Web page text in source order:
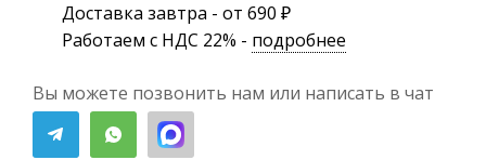
Доставка завтра - от 690 ₽
Работаем с НДС 22% - подробнее
Вы можете позвонить нам или написать в чат